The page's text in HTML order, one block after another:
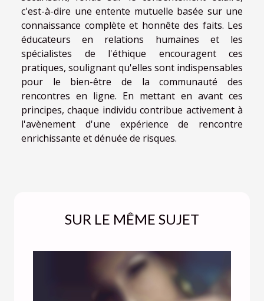
c'est-à-dire une entente mutuelle basée sur une
connaissance complète et honnête des faits. Les
éducateurs en relations humaines et les
spécialistes de l'éthique encouragent ces
pratiques, soulignant qu'elles sont indispensables
pour le bien-être de la communauté des
rencontres en ligne. En mettant en avant ces
principes, chaque individu contribue activement à
l'avènement d'une expérience de rencontre
enrichissante et dénuée de risques.
SUR LE MÊME SUJET